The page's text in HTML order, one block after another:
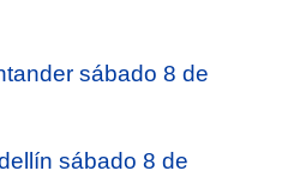
sábado 8 de
sábado 8 de